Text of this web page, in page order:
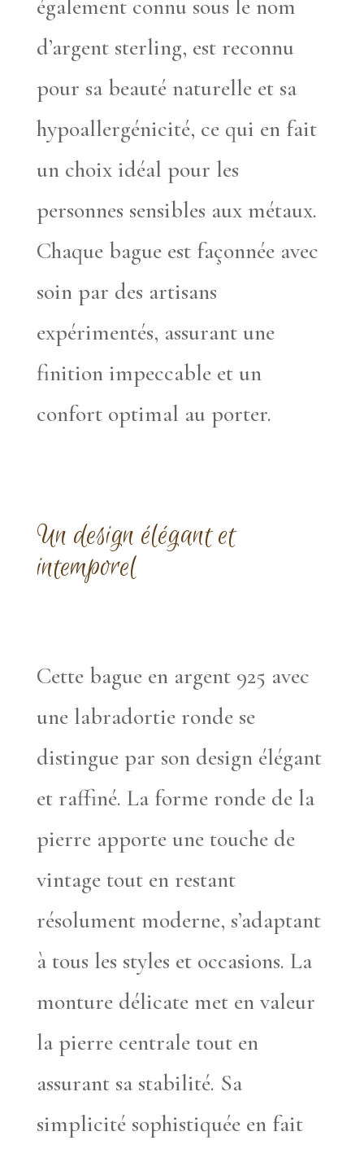
également connu sous le nom
d’argent sterling, est reconnu
pour sa beauté naturelle et sa
hypoallergénicité, ce qui en fait
un choix idéal pour les
personnes sensibles aux métaux.
Chaque bague est façonnée avec
soin par des artisans
expérimentés, assurant une
finition impeccable et un
confort optimal au porter.
Un design élégant et
intemporel
Cette bague en argent 925 avec
une labradortie ronde se
distingue par son design élégant
et raffiné. La forme ronde de la
pierre apporte une touche de
vintage tout en restant
résolument moderne, s’adaptant
à tous les styles et occasions. La
monture délicate met en valeur
la pierre centrale tout en
assurant sa stabilité. Sa
simplicité sophistiquée en fait